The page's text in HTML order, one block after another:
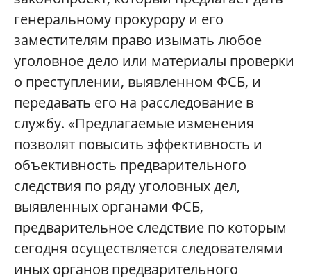
генеральному прокурору и его
заместителям право изымать любое
уголовное дело или материалы проверки
о преступлении, выявленном ФСБ, и
передавать его на расследование в
службу. «Предлагаемые изменения
позволят повысить эффективность и
объективность предварительного
следствия по ряду уголовных дел,
выявленных органами ФСБ,
предварительное следствие по которым
сегодня осуществляется следователями
иных органов предварительного